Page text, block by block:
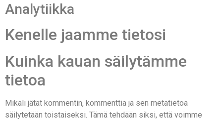
Analytiikka
Kenelle jaamme tietosi
Kuinka kauan säilytämme
tietoa
Mikäli jätät kommentin, kommenttia ja sen metatietoa
säilytetään toistaiseksi. Tämä tehdään siksi, että voimme